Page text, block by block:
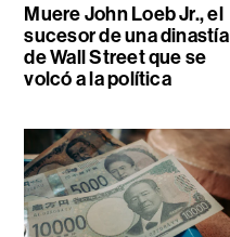
Muere John Loeb Jr., el
sucesor de una dinastía
de Wall Street que se
volcó a la política